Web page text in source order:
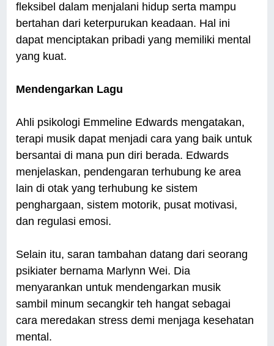
fleksibel dalam menjalani hidup serta mampu
bertahan dari keterpurukan keadaan. Hal ini
dapat menciptakan pribadi yang memiliki mental
yang kuat.
Mendengarkan Lagu
Ahli psikologi Emmeline Edwards mengatakan,
terapi musik dapat menjadi cara yang baik untuk
bersantai di mana pun diri berada. Edwards
menjelaskan, pendengaran terhubung ke area
lain di otak yang terhubung ke sistem
penghargaan, sistem motorik, pusat motivasi,
dan regulasi emosi.
Selain itu, saran tambahan datang dari seorang
psikiater bernama Marlynn Wei. Dia
menyarankan untuk mendengarkan musik
sambil minum secangkir teh hangat sebagai
cara meredakan stress demi menjaga kesehatan
mental.